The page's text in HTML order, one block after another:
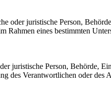
oder juristische Person,
Rahmen eines bestimmten
juristische Person, Behörde,
des Verantwortlichen oder des